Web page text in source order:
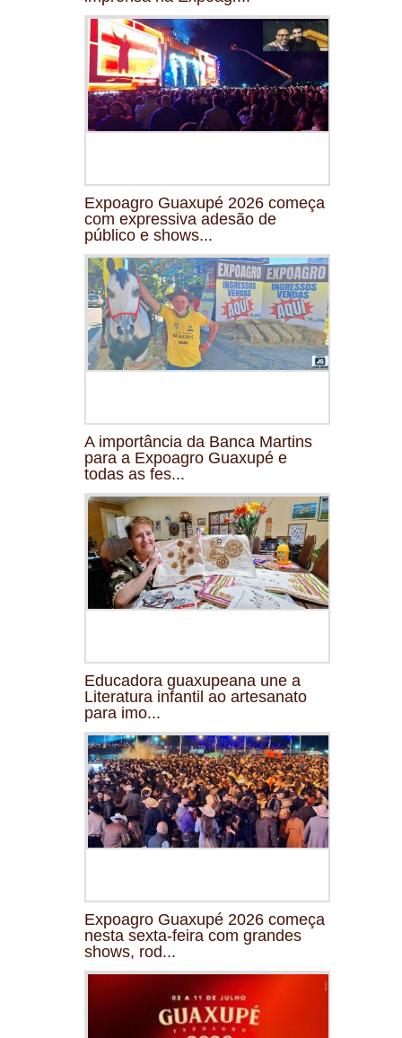
Expoagro Guaxupé 2026 começa
com expressiva adesão de
público e shows...
A importância da Banca Martins
para a Expoagro Guaxupé e
todas as fes...
Educadora guaxupeana une a
Literatura infantil ao artesanato
para imo...
Expoagro Guaxupé 2026 começa
nesta sexta-feira com grandes
shows, rod...